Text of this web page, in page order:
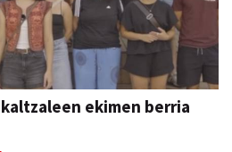
ekimen berria